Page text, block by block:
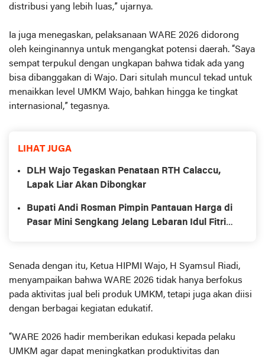
distribusi yang lebih luas,” ujarnya.
Ia juga menegaskan, pelaksanaan WARE 2026 didorong
oleh keinginannya untuk mengangkat potensi daerah. “Saya
sempat terpukul dengan ungkapan bahwa tidak ada yang
bisa dibanggakan di Wajo. Dari situlah muncul tekad untuk
menaikkan level UMKM Wajo, bahkan hingga ke tingkat
internasional,” tegasnya.
LIHAT JUGA
DLH Wajo Tegaskan Penataan RTH Calaccu,
Lapak Liar Akan Dibongkar
Bupati Andi Rosman Pimpin Pantauan Harga di
Pasar Mini Sengkang Jelang Lebaran Idul Fitri
Senada dengan itu, Ketua HIPMI Wajo, H Syamsul Riadi,
menyampaikan bahwa WARE 2026 tidak hanya berfokus
pada aktivitas jual beli produk UMKM, tetapi juga akan diisi
dengan berbagai kegiatan edukatif.
“WARE 2026 hadir memberikan edukasi kepada pelaku
UMKM agar dapat meningkatkan produktivitas dan